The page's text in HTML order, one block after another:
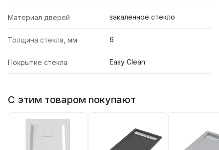
Материал дверей закаленное стекло
Толщина стекла, мм 6
Покрытие стекла Easy Clean
С этим товаром покупают